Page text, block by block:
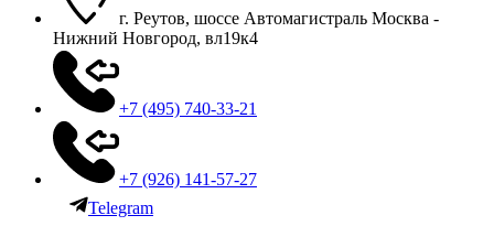
г. Реутов, шоссе Автомагистраль Москва -
Нижний Новгород, вл19к4
+7 (495) 740-33-21
+7 (926) 141-57-27
Telegram